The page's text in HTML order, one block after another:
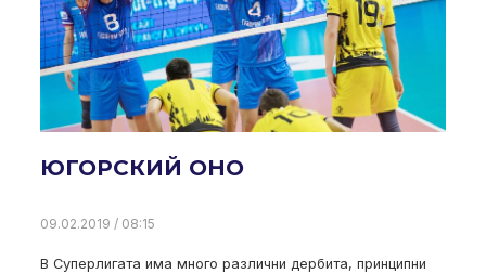
ЮГОРСКИЙ ОНО
09.02.2019 / 08:15
В Суперлигата има много различни дербита, принципни